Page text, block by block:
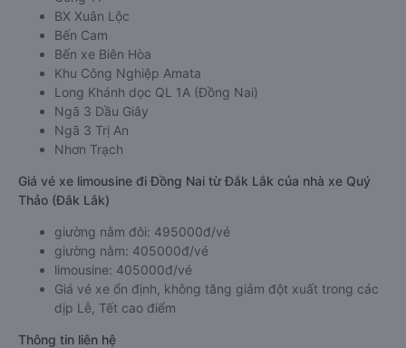
BX Xuân Lộc
Bến Cam
Bến xe Biên Hòa
Khu Công Nghiệp Amata
Long Khánh dọc QL 1A (Đồng Nai)
Ngã 3 Dầu Giây
Ngã 3 Trị An
Nhơn Trạch
Giá vé xe limousine đi Đồng Nai từ Đắk Lắk của nhà xe Quý
Thảo (Đắk Lắk)
giường nằm đôi: 495000đ/vé
giường nằm: 405000đ/vé
limousine: 405000đ/vé
Giá vé xe ổn định, không tăng giảm đột xuất trong các
dịp Lễ, Tết cao điểm
Thông tin liên hệ